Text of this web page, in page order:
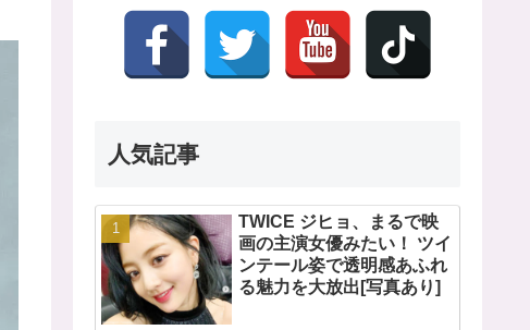
人気記事
TWICE ジヒョ、まるで映
画の主演女優みたい！ ツイ
ンテール姿で透明感あふれ
る魅力を大放出[写真あり]